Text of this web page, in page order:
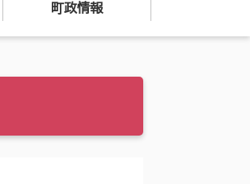
町政情報